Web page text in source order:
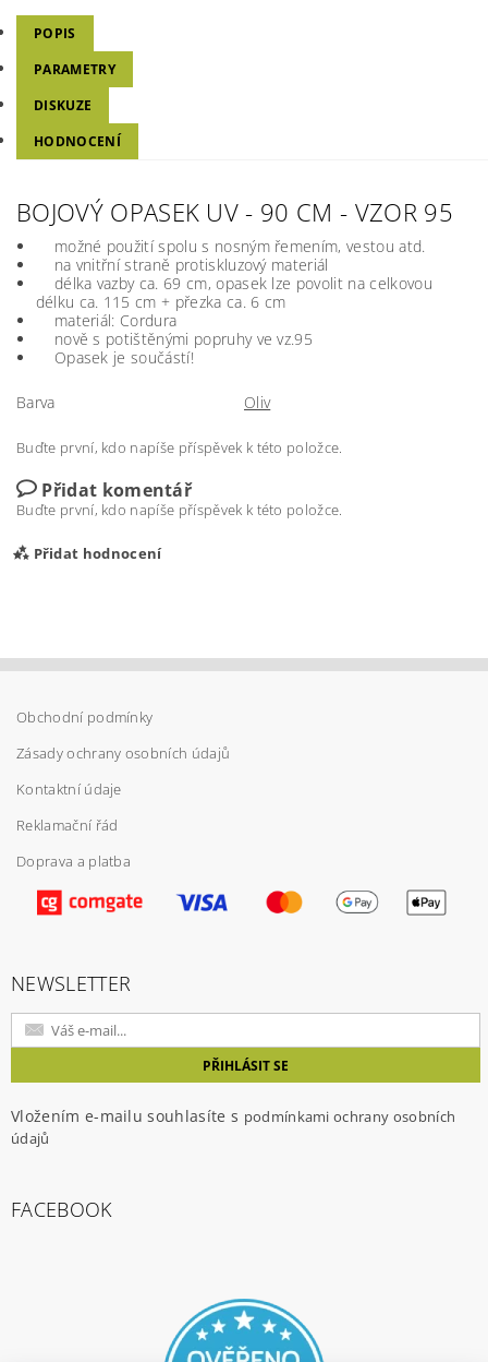
POPIS
PARAMETRY
DISKUZE
HODNOCENÍ
BOJOVÝ OPASEK UV - 90 CM - VZOR 95
možné použití spolu s nosným řemením, vestou atd.
na vnitřní straně protiskluzový materiál
délka vazby ca. 69 cm, opasek lze povolit na celkovou
délku ca. 115 cm + přezka ca. 6 cm
materiál: Cordura
nově s potištěnými popruhy ve vz.95
Opasek je součástí!
Barva Oliv
Buďte první, kdo napíše příspěvek k této položce.
Přidat komentář
Buďte první, kdo napíše příspěvek k této položce.
Přidat hodnocení
Vložením hodnocení souhlasíte spodmínkami
ochrany osobních údajů
Obchodní podmínky
Zásady ochrany osobních údajů
Kontaktní údaje
Reklamační řád
Doprava a platba
NEWSLETTER
Vložením e-mailu souhlasíte s podmínkami ochrany osobních
údajů
FACEBOOK